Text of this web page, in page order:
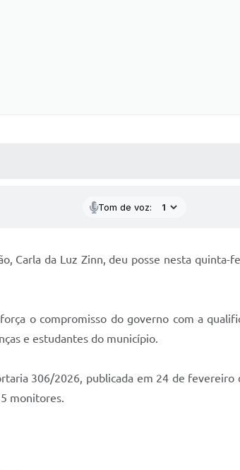
Tom de voz:
Carla da Luz Zinn, deu posse nesta quinta-
o compromisso do governo com a
e estudantes do município.
306/2026, publicada em 24 de
monitores.